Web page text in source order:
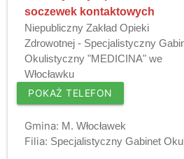
soczewek kontaktowych
Niepubliczny Zakład Opieki
Zdrowotnej - Specjalistyczny
Okulistyczny "MEDICINA" we
Włocławku
POKAŻ TELEFON
Gmina: M. Włocławek
Filia: Specjalistyczny Gabinet